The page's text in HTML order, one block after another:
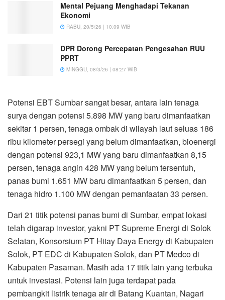
Mental Pejuang Menghadapi Tekanan
Ekonomi
RABU, 20/5/26 | 10:09 WIB
DPR Dorong Percepatan Pengesahan RUU
PPRT
MINGGU, 08/3/26 | 08:27 WIB
Potensi EBT Sumbar sangat besar, antara lain tenaga
surya dengan potensi 5.898 MW yang baru dimanfaatkan
sekitar 1 persen, tenaga ombak di wilayah laut seluas 186
ribu kilometer persegi yang belum dimanfaatkan, bioenergi
dengan potensi 923,1 MW yang baru dimanfaatkan 8,15
persen, tenaga angin 428 MW yang belum tersentuh,
panas bumi 1.651 MW baru dimanfaatkan 5 persen, dan
tenaga hidro 1.100 MW dengan pemanfaatan 33 persen.
Dari 21 titik potensi panas bumi di Sumbar, empat lokasi
telah digarap investor, yakni PT Supreme Energi di Solok
Selatan, Konsorsium PT Hitay Daya Energy di Kabupaten
Solok, PT EDC di Kabupaten Solok, dan PT Medco di
Kabupaten Pasaman. Masih ada 17 titik lain yang terbuka
untuk investasi. Potensi lain juga terdapat pada
pembangkit listrik tenaga air di Batang Kuantan, Nagari